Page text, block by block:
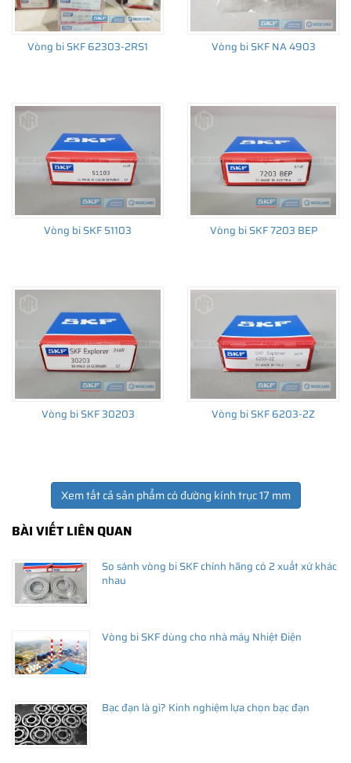
Vòng bi SKF chính hãng, Những lưu ý cơ bản trước khi mua hàng
Xuất xứ vòng bi SKF chính hãng ở đâu?
Chất lượng vòng bi SKF chính hãng
Vòng bi SKF 62303-2RS1 Vòng bi SKF NA 4903
Vòng bi SKF 51103 Vòng bi SKF 7203 BEP
Vòng bi SKF 30203 Vòng bi SKF 6203-2Z
Xem tất cả sản phẩm có đường kính trục 17 mm
BÀI VIẾT LIÊN QUAN
So sánh vòng bi SKF chính hãng có 2 xuất xứ khác
nhau
Vòng bi SKF dùng cho nhà máy Nhiệt Điện
Bạc đạn là gì? Kinh nghiệm lựa chọn bạc đạn